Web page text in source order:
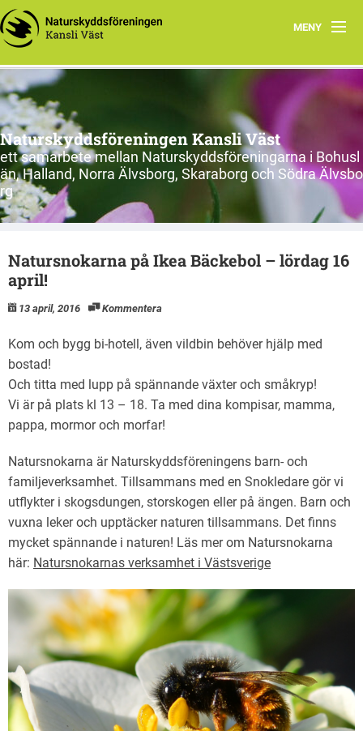
MENY
Hem
Länsförbund och kretsar
Engagera dig
Nätverk i Väst
Tips för engagemang
Naturskyddsföreningen Kansli Väst
ett samarbete mellan Naturskyddsföreningarna i Bohusl
än, Halland, Norra Älvsborg, Skaraborg och Södra Älvsbo
rg
Natursnokarna på Ikea Bäckebol – lördag 16
april!
13 april, 2016 Kommentera
Kom och bygg bi-hotell, även vildbin behöver hjälp med
bostad!
Och titta med lupp på spännande växter och småkryp!
Vi är på plats kl 13 – 18. Ta med dina kompisar, mamma,
pappa, mormor och morfar!
Natursnokarna är Naturskyddsföreningens barn- och
familjeverksamhet. Tillsammans med en Snokledare gör vi
utflykter i skogsdungen, storskogen eller på ängen. Barn och
vuxna leker och upptäcker naturen tillsammans. Det finns
mycket spännande i naturen! Läs mer om Natursnokarna
här: Natursnokarnas verksamhet i Västsverige